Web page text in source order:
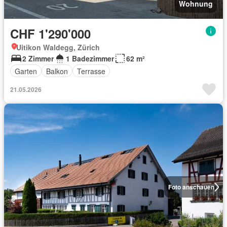
Wohnung
CHF 1'290'000
Uitikon Waldegg, Zürich
2 Zimmer
1 Badezimmer
62 m²
Garten
Balkon Terrasse
21.05.2026
Foto anschauen